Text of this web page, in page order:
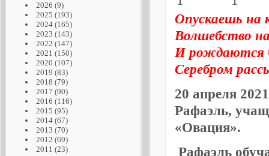
2026 (9)
2025 (193)
2024(165)
2023 (143)
2022 (147)
2021 (150)
2020 (107)
2019 (83)
2018 (79)
2017 (90)
2016 (116)
2015 (95)
2014(67)
2013 (70)
2012 (69)
2011 (23)
Опускаешь на
Волшебство
И рождаются
Серебром
20 апреля
Рафаэль,
«Овация».
Рафаэль